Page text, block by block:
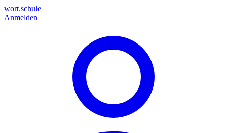
wort.schule
Anmelden